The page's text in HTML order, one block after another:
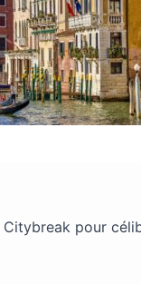
Citybreak pour